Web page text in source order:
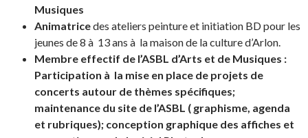
Musiques
Animatricedes ateliers peinture et initiation BD pour les
jeunes de 8 à 13 ans à la maison de la culture d’Arlon.
Membre effectif de l’ASBL d’Arts et de Musiques :
Participation à la mise en place de projets de
concerts autour de thèmes spécifiques;
maintenance du site de l’ASBL ( graphisme, agenda
et rubriques); conception graphique des affiches et